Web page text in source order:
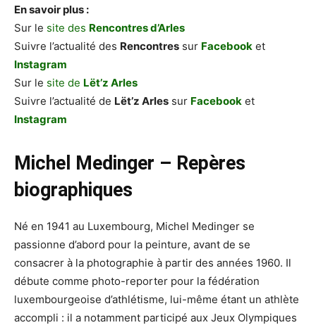
En savoir plus :
Sur le site des Rencontres d’Arles
Suivre l’actualité des Rencontres sur Facebook et
Instagram
Sur le site de Lët’z Arles
Suivre l’actualité de Lët’z Arles sur Facebook et
Instagram
Michel Medinger – Repères
biographiques
Né en 1941 au Luxembourg, Michel Medinger se
passionne d’abord pour la peinture, avant de se
consacrer à la photographie à partir des années 1960. Il
débute comme photo-reporter pour la fédération
luxembourgeoise d’athlétisme, lui-même étant un athlète
accompli : il a notamment participé aux Jeux Olympiques